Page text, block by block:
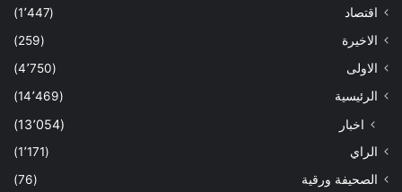
اقتصاد
(1٬447)
الاخيرة
(259)
الاولى
(4٬750)
الرئيسية
(14٬469)
اخبار (13٬054)
الراي
(1٬171)
الصحيفة ورقية
(76)